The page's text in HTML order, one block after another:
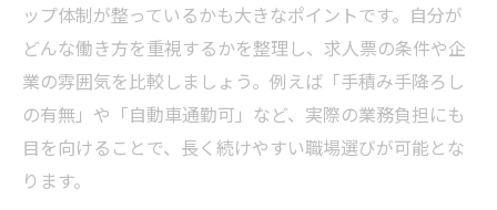
に
日高市の求人でシフトや休日を比較するコ
ツ
自分に合う勤務時間のドライバー求人探し
家庭との両立ができる求人の見抜き方
ップ体制が整っているかも大きなポイントです。自分が
どんな働き方を重視するかを整理し、求人票の条件や企
業の雰囲気を比較しましょう。例えば「手積み手降ろし
の有無」や「自動車通勤可」など、実際の業務負担にも
目を向けることで、長く続けやすい職場選びが可能とな
ります。